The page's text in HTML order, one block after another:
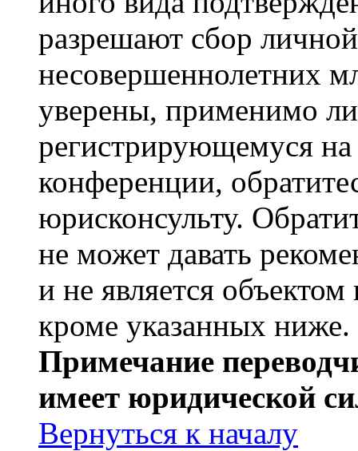
разрешают сбор
несовершеннолетних
уверены, применимо
регистрирующемуся
конференции,
юрисконсульту.
не может давать
и не является
кроме указанных ниже.
Примечание
имеет юридической
Вернуться к началу